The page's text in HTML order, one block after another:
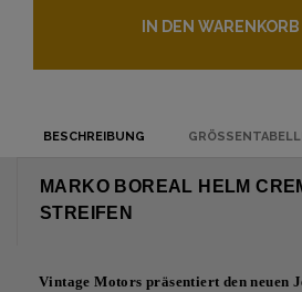
IN DEN WARENKORB
BESCHREIBUNG GRÖSSENTABELLE
MARKO BOREAL HELM
STREIFEN
Vintage Motors präsentiert den neuen